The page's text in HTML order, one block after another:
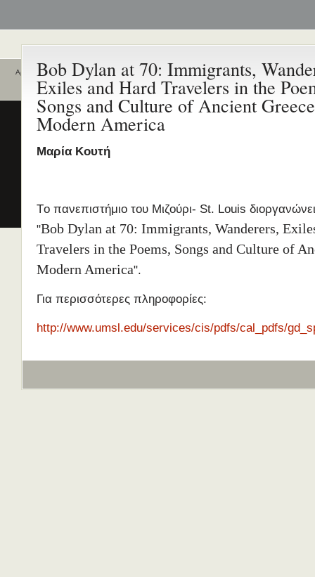
Bob Dylan at 70: Immigrants,
Exiles and Hard Travelers in the
Songs and Culture of Ancient
Modern America
Μαρία Κουτή
Tο πανεπιστήμιο του Μιζούρι- St. Louis
"Bob Dylan at 70: Immigrants, Wanderers,
Travelers in the Poems, Songs and Culture of
Modern America".
Για περισσότερες πληροφορίες:
http://www.umsl.edu/services/cis/pdfs/cal_pdfs/
Αρχική
Ποιοι είναι εδώ
Είναι εδώ αυτή τη στιγμή 0 χρήστες
1 επισκέπτης.
Ενεργά θέματα
συζήτησης
το πιστοποιητικό επιπέδου Γ2
Πρώτο Διεθνές Συνέδριο
Εδώ Πολυτεχνείο!
περισσότερα